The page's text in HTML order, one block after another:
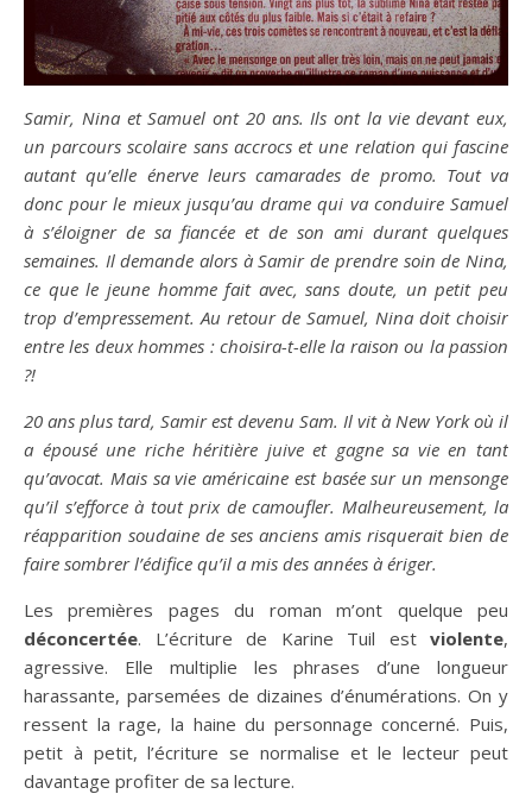
Samir, Nina et Samuel ont 20 ans. Ils ont la vie devant eux,
un parcours scolaire sans accrocs et une relation qui fascine
autant qu’elle énerve leurs camarades de promo. Tout va
donc pour le mieux jusqu’au drame qui va conduire Samuel
à s’éloigner de sa fiancée et de son ami durant quelques
semaines. Il demande alors à Samir de prendre soin de Nina,
ce que le jeune homme fait avec, sans doute, un petit peu
trop d’empressement. Au retour de Samuel, Nina doit choisir
entre les deux hommes : choisira-t-elle la raison ou la passion
?!
20 ans plus tard, Samir est devenu Sam. Il vit à New York où il
a épousé une riche héritière juive et gagne sa vie en tant
qu’avocat. Mais sa vie américaine est basée sur un mensonge
qu’il s’efforce à tout prix de camoufler. Malheureusement, la
réapparition soudaine de ses anciens amis risquerait bien de
faire sombrer l’édifice qu’il a mis des années à ériger.
Les premières pages du roman m’ont quelque peu
déconcertée. L’écriture de Karine Tuil est violente,
agressive. Elle multiplie les phrases d’une longueur
harassante, parsemées de dizaines d’énumérations. On y
ressent la rage, la haine du personnage concerné. Puis,
petit à petit, l’écriture se normalise et le lecteur peut
davantage profiter de sa lecture.